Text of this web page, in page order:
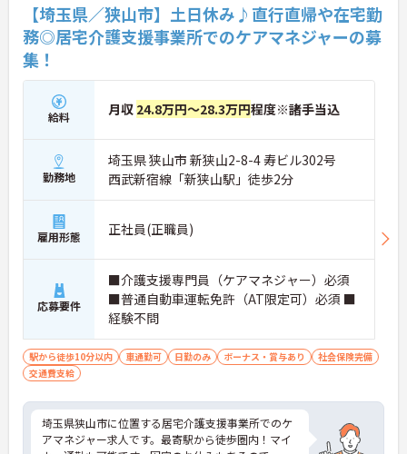
【埼玉県／狭山市】土日休み♪直行直帰や在宅勤
務◎居宅介護支援事業所でのケアマネジャーの募
集！
給料 月収 24.8万円～28.3万円程度※諸手当込
勤務地
埼玉県 狭山市 新狭山2-8-4 寿ビル302号
西武新宿線「新狭山駅」徒歩2分
雇用形態 正社員(正職員)
応募要件
■介護支援専門員（ケアマネジャー）必須
■普通自動車運転免許（AT限定可）必須 ■
経験不問
駅から徒歩10分以内 車通勤可 日勤のみ ボーナス・賞与あり
社会保険完備
交通費支給
埼玉県狭山市に位置する居宅介護支援事業所でのケ
アマネジャー求人です。最寄駅から徒歩圏内！マイ